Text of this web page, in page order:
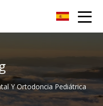
Co., Ltd de Wuxi
Y Ortodoncia Pediátrica